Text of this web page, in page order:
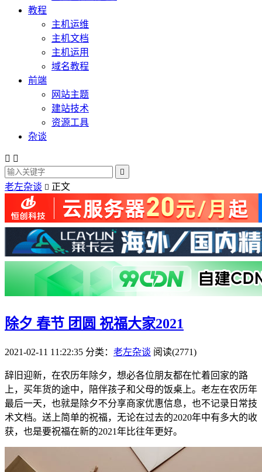
教程
主机运维
主机文档
主机运用
域名教程
前端
网站主题
建站技术
资源工具
杂谈
 

老左杂谈  正文
除夕 春节 团圆 祝福大家2021
2021-02-11 11:22:35 分类： 老左杂谈 阅读(2771)
辞旧迎新，在农历年除夕，想必各位朋友都在忙着回家的路
上，买年货的途中，陪伴孩子和父母的饭桌上。老左在农历年
最后一天，也就是除夕不分享商家优惠信息，也不记录日常技
术文档。送上简单的祝福，无论在过去的2020年中有多大的收
获，也是要祝福在新的2021年比往年更好。